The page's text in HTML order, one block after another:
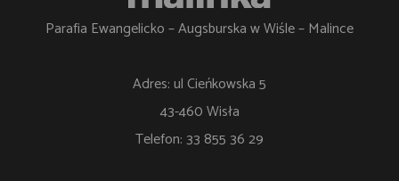
Parafia Ewangelicko – Augsburska w Wiśle – Malince
Adres: ul Cieńkowska 5
43-460 Wisła
Telefon: 33 855 36 29